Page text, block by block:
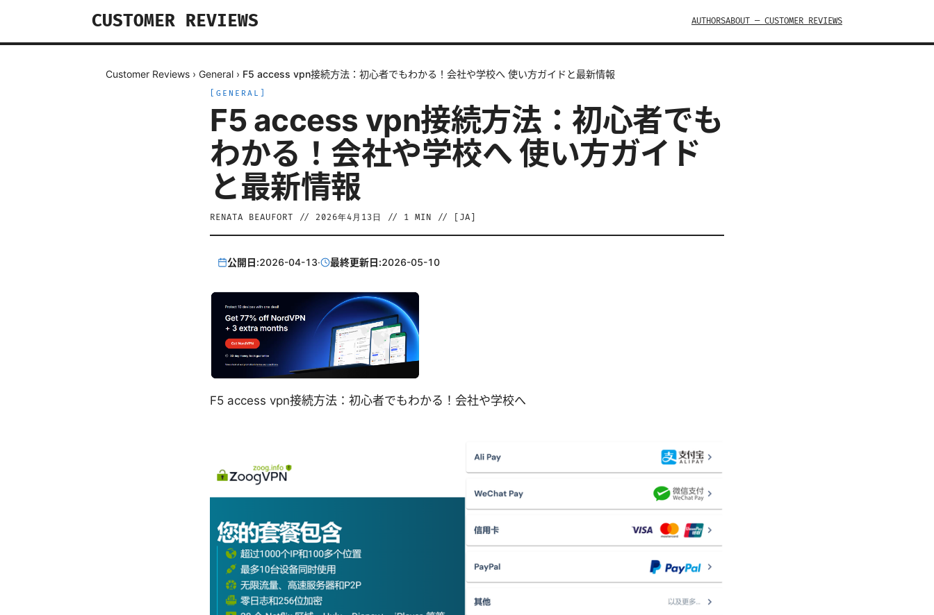
CUSTOMER REVIEWS AUTHORSABOUT — CUSTOMER REVIEWS
Customer Reviews › General › F5 access vpn接続方法：初心者でもわかる！会社や学校へ 使い方ガイドと最新情報
GENERAL
F5 access vpn接続方法：初心者でも
わかる！会社や学校へ 使い方ガイド
と最新情報
RENATA BEAUFORT // 2026年4月13日 // 1 MIN // [ JA
公開日:2026-04-13· 最終更新日:2026-05-10
F5 access vpn接続方法：初心者でもわかる！会社や学校へ